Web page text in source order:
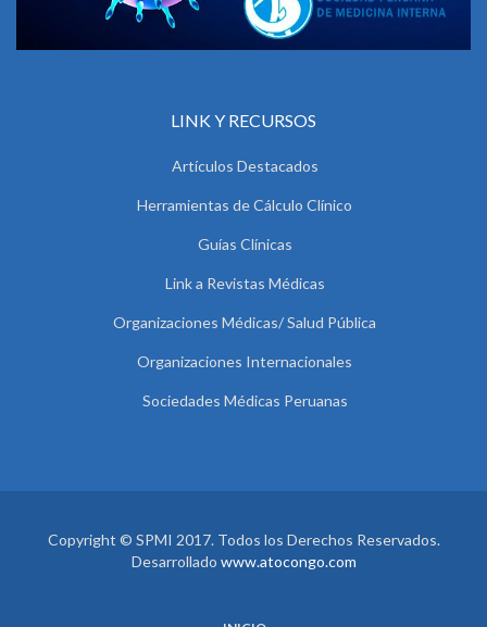
LINK Y RECURSOS
Artículos Destacados
Herramientas de Cálculo Clínico
Guías Clínicas
Link a Revistas Médicas
Organizaciones Médicas/ Salud Pública
Organizaciones Internacionales
Sociedades Médicas Peruanas
Copyright © SPMI 2017. Todos los Derechos Reservados.
Desarrollado www.atocongo.com